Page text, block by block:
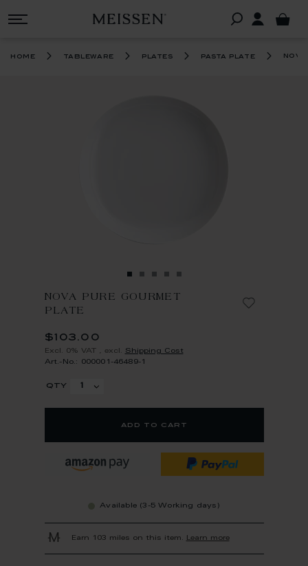
home tableware plates pasta plate
NOVA PURE GOURMET
PLATE
$103.00
Excl. 0% VAT excl. Shipping Cost
Art.-No.: 000001-46489-1
qty
add to cart
Available (3-5 Working days)
Earn 103 miles on this item. Learn more